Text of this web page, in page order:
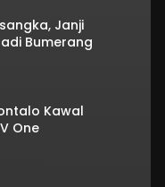
Janji
Bumerang
Kawal
One